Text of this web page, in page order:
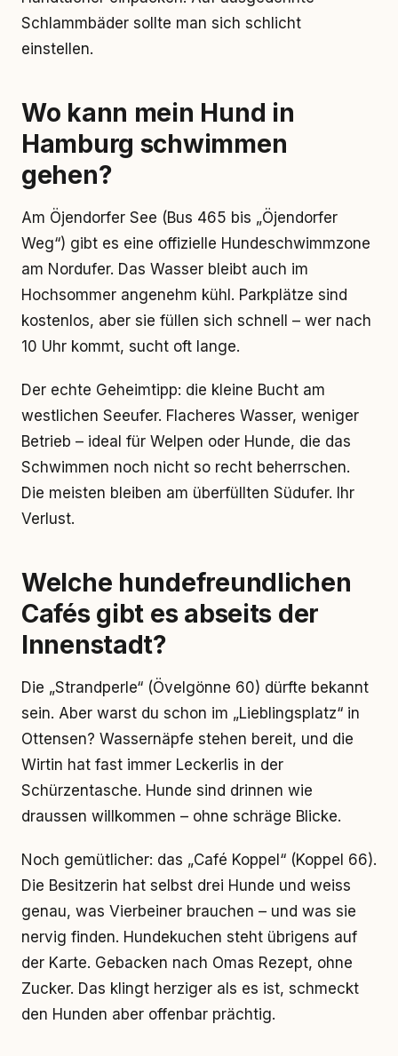
Schlammbäder sollte man sich schlicht
einstellen.
Wo kann mein Hund in
Hamburg schwimmen
gehen?
Am Öjendorfer See (Bus 465 bis „Öjendorfer
Weg“) gibt es eine offizielle Hundeschwimmzone
am Nordufer. Das Wasser bleibt auch im
Hochsommer angenehm kühl. Parkplätze sind
kostenlos, aber sie füllen sich schnell – wer nach
10 Uhr kommt, sucht oft lange.
Der echte Geheimtipp: die kleine Bucht am
westlichen Seeufer. Flacheres Wasser, weniger
Betrieb – ideal für Welpen oder Hunde, die das
Schwimmen noch nicht so recht beherrschen.
Die meisten bleiben am überfüllten Südufer. Ihr
Verlust.
Welche hundefreundlichen
Cafés gibt es abseits der
Innenstadt?
Die „Strandperle“ (Övelgönne 60) dürfte bekannt
sein. Aber warst du schon im „Lieblingsplatz“ in
Ottensen? Wassernäpfe stehen bereit, und die
Wirtin hat fast immer Leckerlis in der
Schürzentasche. Hunde sind drinnen wie
draussen willkommen – ohne schräge Blicke.
Noch gemütlicher: das „Café Koppel“ (Koppel 66).
Die Besitzerin hat selbst drei Hunde und weiss
genau, was Vierbeiner brauchen – und was sie
nervig finden. Hundekuchen steht übrigens auf
der Karte. Gebacken nach Omas Rezept, ohne
Zucker. Das klingt herziger als es ist, schmeckt
den Hunden aber offenbar prächtig.